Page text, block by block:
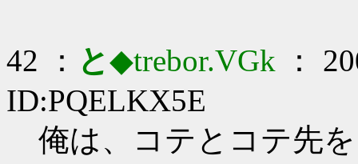
42 ： と◆trebor.VGk ：
ID:PQELKX5E
俺は、コテとコテ先